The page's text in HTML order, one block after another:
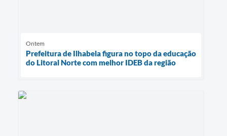
Ontem
Prefeitura de Ilhabela figura no topo da educação
do Litoral Norte com melhor IDEB da região